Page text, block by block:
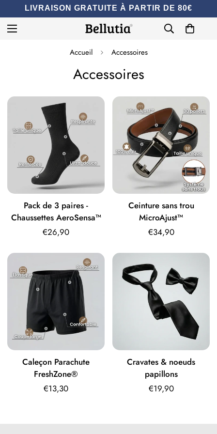
LIVRAISON GRATUITE À PARTIR DE 80€
Accueil Accessoires
Accessoires
Pack de 3 paires -
Chaussettes AeroSensa™
Prix
€26,90
Ceinture sans trou
MicroAjust™
Prix
€34,90
Caleçon Parachute
FreshZone®
Prix
€13,30
Cravates & noeuds
papillons
Prix
€19,90